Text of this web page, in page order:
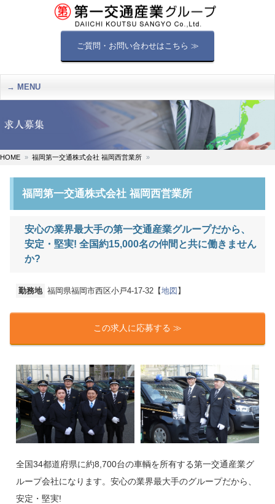
ご質問・お問い合わせはこちら ≫
MENU
HOME 福岡第一交通株式会社 福岡西営業所
福岡第一交通株式会社 福岡西営業所
安心の業界最大手の第一交通産業グループだから、
安定・堅実! 全国約15,000名の仲間と共に働きません
か?
勤務地 福岡県福岡市西区小戸4-17-32【地図】
この求人に応募する ≫
全国34都道府県に約8,700台の車輌を所有する第一交通産業グ
ループ会社になります。安心の業界最大手のグループだから、
安定・堅実!